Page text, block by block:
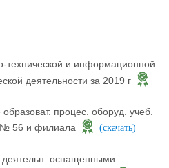
технической и информационной
деятельности за 2019 г
процес. оборуд. учеб.
56 и филиала
(скачать)
деятельн. оснащенными